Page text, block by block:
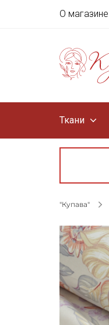
О магазине
Ткани
"Купава"